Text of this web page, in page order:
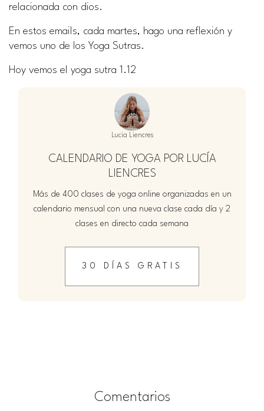
relacionada con dios.
En estos emails, cada martes, hago una reflexión y
vemos uno de los Yoga Sutras.
Hoy vemos el yoga sutra 1.12
Lucia Liencres
CALENDARIO DE YOGA POR LUCÍA
LIENCRES
Más de 400 clases de yoga online organizadas en un
calendario mensual con una nueva clase cada día y 2
clases en directo cada semana
30 DÍAS GRATIS
Comentarios